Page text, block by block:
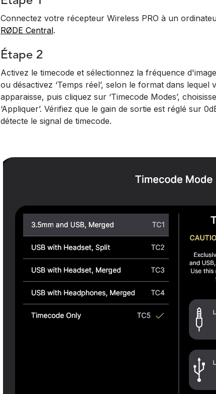
Connectez votre récepteur Wireless PRO à un
RØDE Central.
Étape 2
Activez le timecode et sélectionnez la fréquence
ou désactivez ‘Temps réel’, selon le format dans
apparaisse, puis cliquez sur ‘Timecode Modes’,
‘Appliquer’. Vérifiez que le gain de sortie est réglé sur
détecte le signal de timecode.